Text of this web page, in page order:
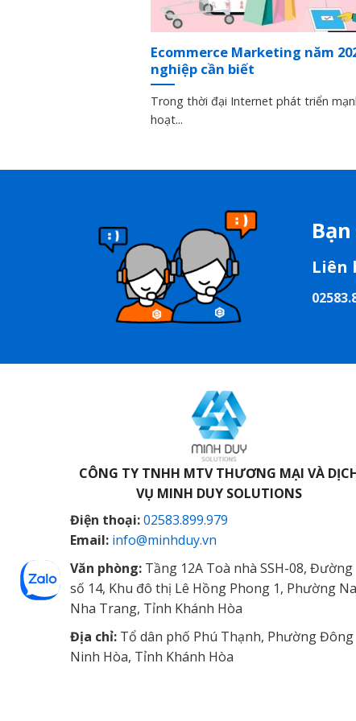
Ecommerce Marketing năm
nghiệp cần biết
Trong thời đại Internet phát triển
hoạt...
Liên
CÔNG TY TNHH MTV THƯƠNG MẠI VÀ
VỤ MINH DUY SOLUTIONS
Điện thoại:02583.899.979
Email: info@minhduy.vn
Văn phòng: Tầng 12A Toà nhà SSH-08, Đường
số 14, Khu đô thị Lê Hồng Phong 1, Phường
Nha Trang, Tỉnh Khánh Hòa
Địa chỉ: Tổ dân phố Phú Thạnh, Phường Đông
Ninh Hòa, Tỉnh Khánh Hòa